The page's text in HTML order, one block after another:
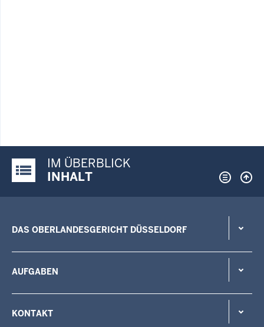
Justiz-Portal im Überblick:
IM ÜBERBLICK
INHALT
DAS OBERLANDESGERICHT DÜSSELDORF
AUFGABEN
KONTAKT